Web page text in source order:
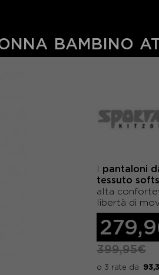
BAMBINO
I pantaloni
tessuto
alta
libertà di
399,95€